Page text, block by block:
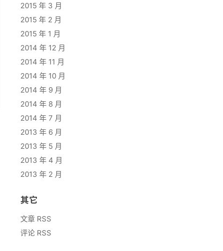
2015 年 3 月
2015 年 2 月
2015 年 1 月
2014 年 12 月
2014 年 11 月
2014 年 10 月
2014 年 9 月
2014 年 8 月
2014 年 7 月
2013 年 6 月
2013 年 5 月
2013 年 4 月
2013 年 2 月
其它
文章 RSS
评论 RSS